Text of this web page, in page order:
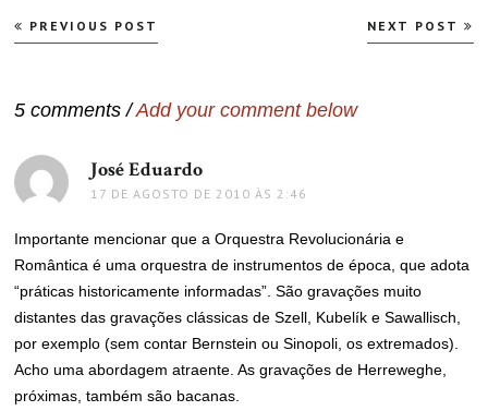
Navegação
de
PREVIOUS POST NEXT POST
5 comments /Add your comment below
José Eduardo
17 DE AGOSTO DE 2010 ÀS 2:46
Importante mencionar que a Orquestra Revolucionária e
Romântica é uma orquestra de instrumentos de época, que adota
“práticas historicamente informadas”. São gravações muito
distantes das gravações clássicas de Szell, Kubelík e Sawallisch,
por exemplo (sem contar Bernstein ou Sinopoli, os extremados).
Acho uma abordagem atraente. As gravações de Herreweghe,
próximas, também são bacanas.